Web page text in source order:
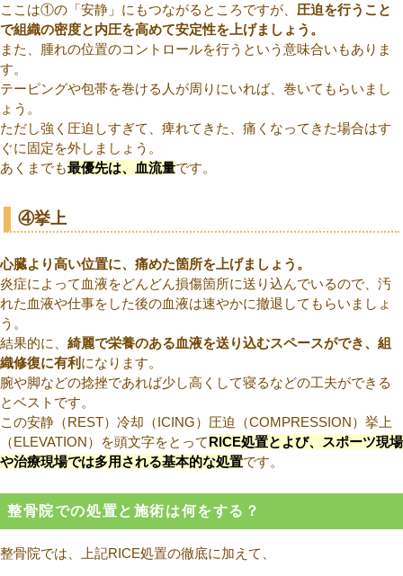
ここは①の「安静」にもつながるところですが、 圧迫を行うこと
で組織の密度と内圧を高めて安定性を上げましょう。
また、腫れの位置のコントロールを行うという意味合いもありま
す。
テーピングや包帯を巻ける人が周りにいれば、巻いてもらいまし
ょう。
ただし強く圧迫しすぎて、痺れてきた、痛くなってきた場合はす
ぐに固定を外しましょう。
あくまでも最優先は、血流量です。
④挙上
心臓より高い位置に、痛めた箇所を上げましょう。
炎症によって血液をどんどん損傷箇所に送り込んでいるので、汚
れた血液や仕事をした後の血液は速やかに撤退してもらいましょ
う。
結果的に、 綺麗で栄養のある血液を送り込むスペースができ、組
織修復に有利 になります。
腕や脚などの捻挫であれば少し高くして寝るなどの工夫ができる
とベストです。
この安静（REST）冷却（ICING）圧迫（COMPRESSION）挙上
（ELEVATION）を頭文字をとってRICE処置とよび、スポーツ現場
や治療現場では多用される基本的な処置です。
整骨院での処置と施術は何をする？
整骨院では、上記RICE処置の徹底に加えて、